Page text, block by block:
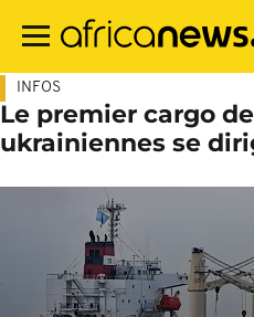
contenu
INFOS
Le premier cargo
ukrainiennes se